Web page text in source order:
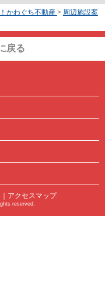
かわぐち不動産 > 周辺施設案
戻る
｜アクセスマップ
reserved.